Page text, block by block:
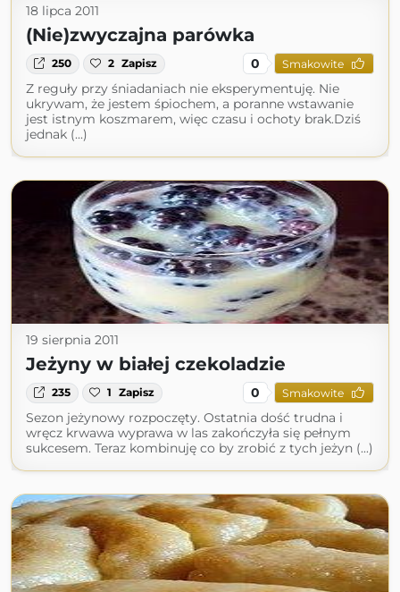
18 lipca 2011
(Nie)zwyczajna parówka
250 2 Zapisz 0 Smakowite
Z reguły przy śniadaniach nie eksperymentuję. Nie
ukrywam, że jestem śpiochem, a poranne wstawanie
jest istnym koszmarem, więc czasu i ochoty brak.Dziś
jednak (...)
19 sierpnia 2011
Jeżyny w białej czekoladzie
235 1 Zapisz 0 Smakowite
Sezon jeżynowy rozpoczęty. Ostatnia dość trudna i
wręcz krwawa wyprawa w las zakończyła się pełnym
sukcesem. Teraz kombinuję co by zrobić z tych jeżyn (...)